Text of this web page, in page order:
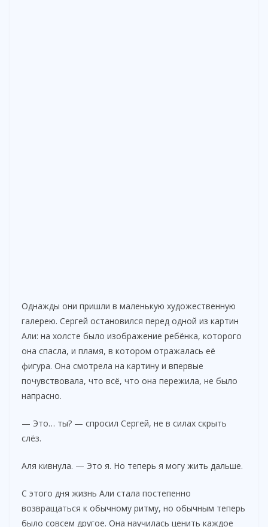
Однажды они пришли в маленькую художественную
галерею. Сергей остановился перед одной из картин
Али: на холсте было изображение ребёнка, которого
она спасла, и пламя, в котором отражалась её
фигура. Она смотрела на картину и впервые
почувствовала, что всё, что она пережила, не было
напрасно.
— Это… ты? — спросил Сергей, не в силах скрыть
слёз.
Аля кивнула. — Это я. Но теперь я могу жить дальше.
С этого дня жизнь Али стала постепенно
возвращаться к обычному ритму, но обычным теперь
было совсем другое. Она научилась ценить каждое